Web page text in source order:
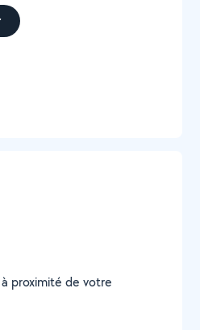
proximité de votre